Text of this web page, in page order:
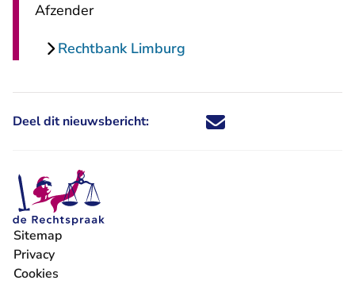
Afzender
Rechtbank Limburg
Deel dit nieuwsbericht: Deel dit nieuwsbericht via X -
Deel dit nieuwsbericht via
Deel dit nieuwsbericht
Deel dit
Sitemap
Privacy
Cookies